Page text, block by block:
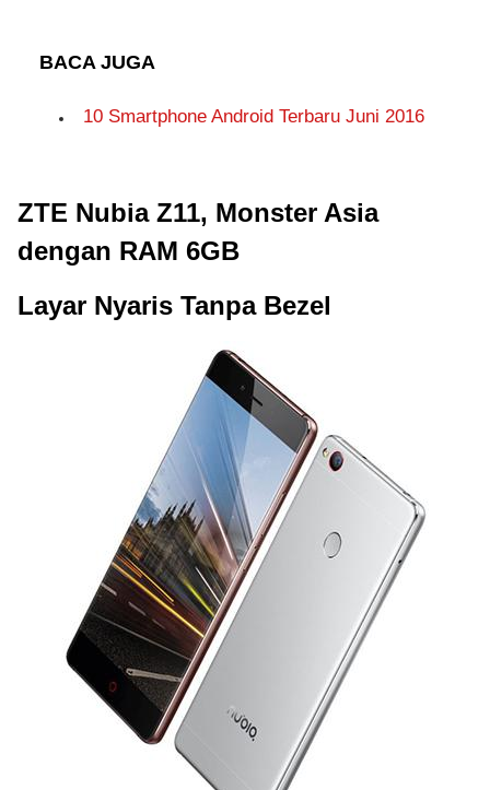
BACA JUGA
10 Smartphone Android Terbaru Juni 2016
ZTE Nubia Z11, Monster Asia
dengan RAM 6GB
Layar Nyaris Tanpa Bezel